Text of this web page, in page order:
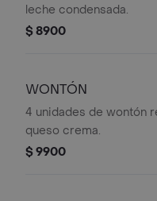
leche condensada.
$ 8900
WONTÓN
4 unidades de wontón
queso crema.
$ 9900